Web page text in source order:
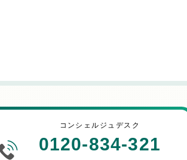
コンシェルジュデスク
0120-834-321